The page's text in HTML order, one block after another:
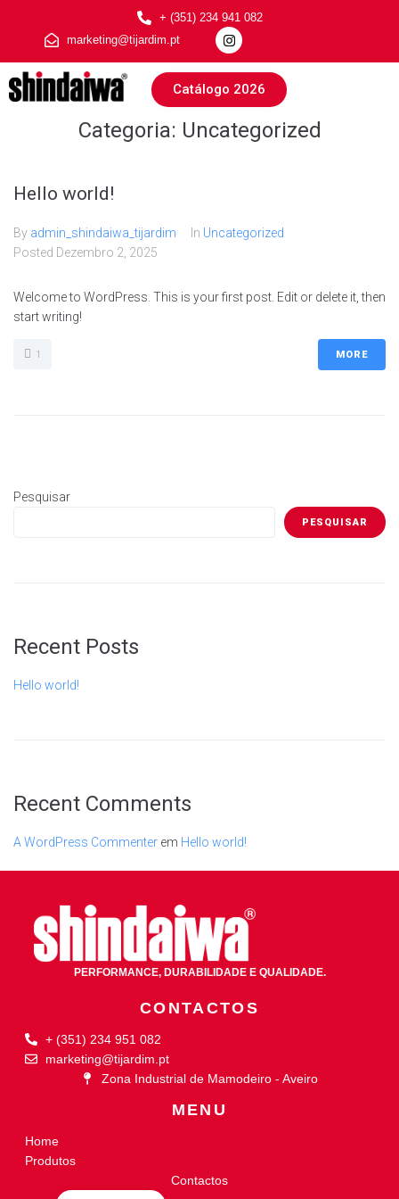
+ (351) 234 941 082
marketing@tijardim.pt
Catálogo 2026
Categoria: Uncategorized
Hello world!
By admin_shindaiwa_tijardim In Uncategorized
Posted Dezembro 2, 2025
Welcome to WordPress. This is your first post. Edit or delete it, then
start writing!
1 MORE
Pesquisar
PESQUISAR
Recent Posts
Hello world!
Recent Comments
A WordPress Commenter em Hello world!
PERFORMANCE, DURABILIDADE E QUALIDADE.
CONTACTOS
+ (351) 234 951 082
marketing@tijardim.pt
Zona Industrial de Mamodeiro - Aveiro
MENU
Home
Produtos
Contactos